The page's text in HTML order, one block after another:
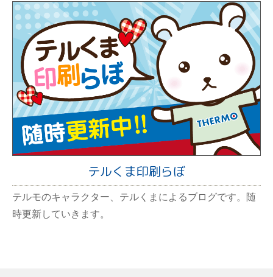
テルくま印刷らぼ
テルモのキャラクター、テルくまによるブログです。随
時更新していきます。